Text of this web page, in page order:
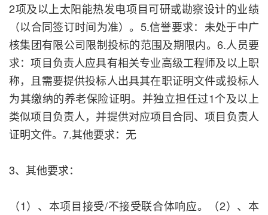
2项及以上太阳能热发电项目可研或勘察设计的业绩
（以合同签订时间为准）。5.信誉要求：未处于中广
核集团有限公司限制投标的范围及期限内。6.人员要
求：项目负责人应具有相关专业高级工程师及以上职
称，且需要提供投标人出具其在职证明文件或投标人
为其缴纳的养老保险证明。并独立担任过1个及以上
类似项目负责人，并提供对应项目合同、项目负责人
证明文件。7.其他要求：无
3、其他要求：
（1）、本项目接受/不接受联合体响应。（2）、本